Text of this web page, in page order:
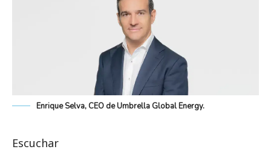
Enrique Selva, CEO de Umbrella Global Energy.
Escuchar